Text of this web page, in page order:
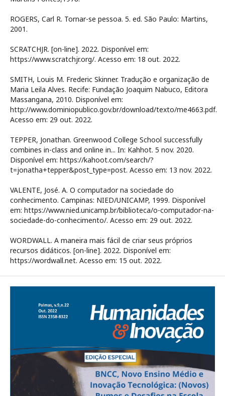
ROGERS, Carl R. Tornar-se pessoa. 5. ed. São Paulo: Martins,
2001.
SCRATCHJR. [on-line]. 2022. Disponível em:
https://www.scratchjr.org/. Acesso em: 18 out. 2022.
SMITH, Louis M. Frederic Skinner. Tradução e organização de
Maria Leila Alves. Recife: Fundação Joaquim Nabuco, Editora
Massangana, 2010. Disponível em:
http://www.dominiopublico.gov.br/download/texto/me4663.pdf.
Acesso em: 29 out. 2022.
TEPPER, Jonathan. Greenwood College School successfully
combines in-class and online in... In: Kahhot. 5 nov. 2020.
Disponível em: https://kahoot.com/search/?
t=jonatha+tepper&post_type=post. Acesso em: 13 nov. 2022.
VALENTE, José. A. O computador na sociedade do
conhecimento. Campinas: NIED/UNICAMP, 1999. Disponível
em: https://www.nied.unicamp.br/biblioteca/o-computador-na-
sociedade-do-conhecimento/. Acesso em: 29 out. 2022.
WORDWALL. A maneira mais fácil de criar seus próprios
recursos didáticos. [on-line]. 2022. Disponível em:
https://wordwall.net. Acesso em: 15 out. 2022.